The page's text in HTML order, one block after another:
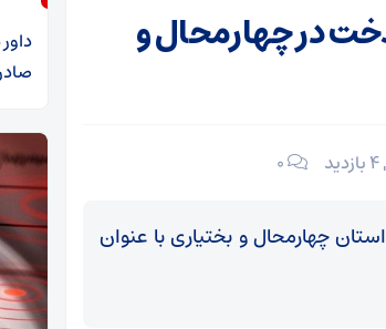
در چهارمحال و
۰
چهارمحال و بختیاری با عنوان
داور